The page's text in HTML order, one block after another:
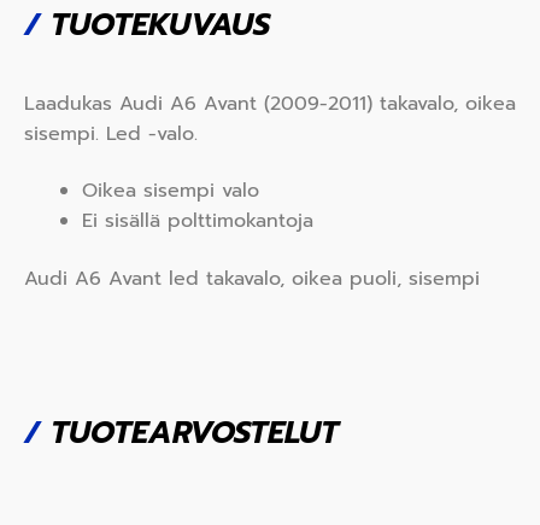
/TUOTEKUVAUS
Laadukas Audi A6 Avant (2009-2011) takavalo, oikea
sisempi. Led -valo.
Oikea sisempi valo
Ei sisällä polttimokantoja
Audi A6 Avant led takavalo, oikea puoli, sisempi
/TUOTEARVOSTELUT